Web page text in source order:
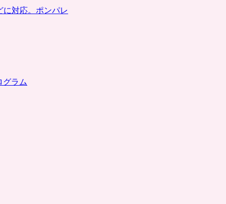
に対応。ポンパレ
グラム